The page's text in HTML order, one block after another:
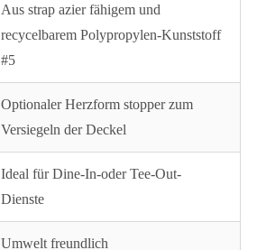
Aus strap azier fähigem und
recycelbarem Polypropylen-Kunststoff
#5
Optionaler Herzform stopper zum
Versiegeln der Deckel
Ideal für Dine-In-oder Tee-Out-
Dienste
Umwelt freundlich